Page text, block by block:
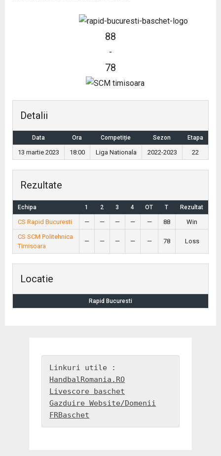
88
-
78
Detalii
Data Ora Competiție Sezon Etapa
13 martie 2023 18:00 Liga Nationala 2022-2023 22
Rezultate
Echipa 1 2 3 4 OT T Rezultat
CS Rapid Bucuresti — — — — — 88
Win
CS SCM Politehnica
Timisoara
— — — — — 78 Loss
Locatie
Rapid Bucuresti
HandbalRomania.RO
Livescore baschet
Gazduire Website/Domenii
FRBaschet